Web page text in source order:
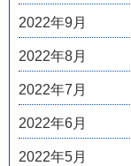
2022年9月
2022年8月
2022年7月
2022年6月
2022年5月